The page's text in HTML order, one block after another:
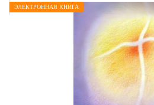
ЭЛЕКТРОННАЯ КНИГА